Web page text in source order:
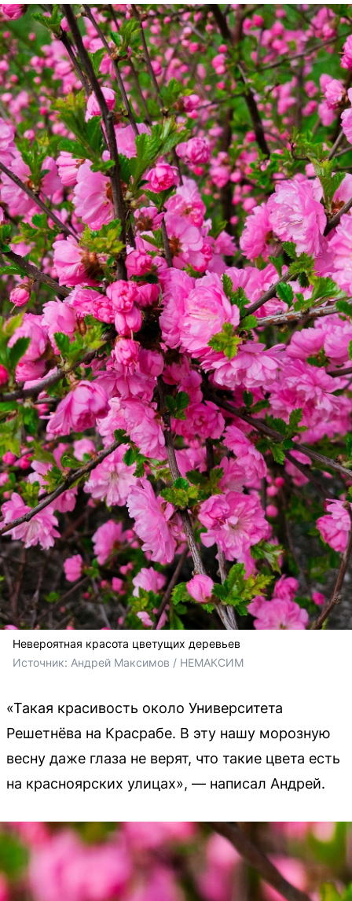
Невероятная красота цветущих деревьев
Источник: Андрей Максимов / НЕМАКСИМ
«Такая красивость около Университета
Решетнёва на Красрабе. В эту нашу морозную
весну даже глаза не верят, что такие цвета есть
на красноярских улицах», — написал Андрей.